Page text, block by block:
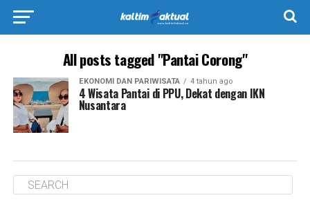
All posts tagged "Pantai Corong"
EKONOMI DAN PARIWISATA 4 tahun ago
4 Wisata Pantai di PPU, Dekat dengan IKN
Nusantara